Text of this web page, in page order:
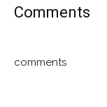
Comments
comments